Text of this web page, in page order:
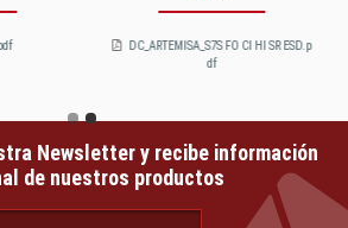
DC_ARTEMISA_S7S FO CI HI SR ESD.p
df
Newsletter y recibe información
de nuestros productos